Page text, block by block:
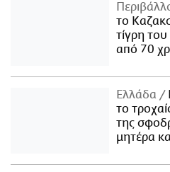
το
τίγρη
από 70
Ελλάδα
το
της
μητέρα